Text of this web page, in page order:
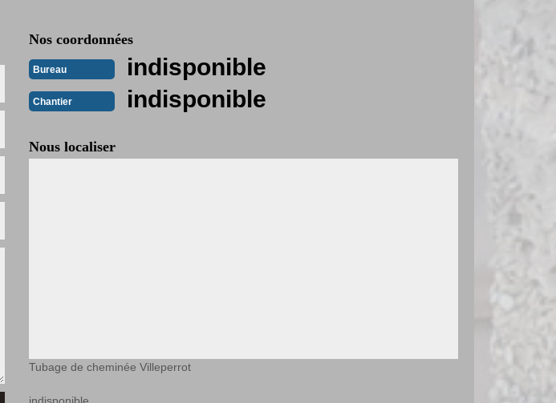
Nos coordonnées
Bureau indisponible
Chantier indisponible
Nous localiser
Tubage de cheminée Villeperrot